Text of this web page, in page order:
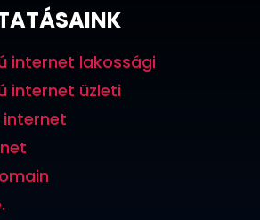
internet lakossági
internet üzleti
internet